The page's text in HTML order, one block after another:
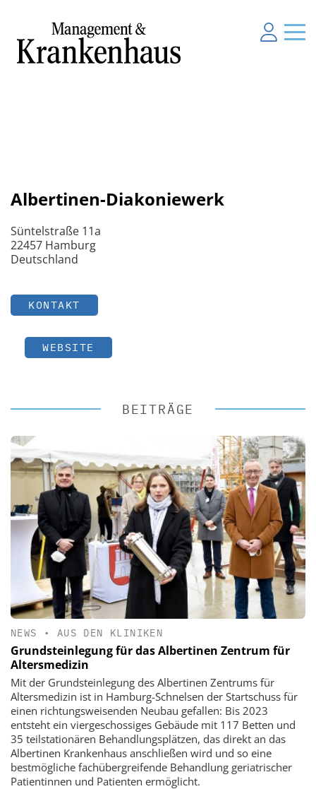
Albertinen-Diakoniewerk
Süntelstraße 11a
22457 Hamburg
Deutschland
KONTAKT
WEBSITE
BEITRÄGE
NEWS • AUS DEN KLINIKEN
Grundsteinlegung für das Albertinen Zentrum für
Altersmedizin
Mit der Grundsteinlegung des Albertinen Zentrums für
Altersmedizin ist in Hamburg-Schnelsen der Startschuss für
einen richtungsweisenden Neubau gefallen: Bis 2023
entsteht ein viergeschossiges Gebäude mit 117 Betten und
35 teilstationären Behandlungsplätzen, das direkt an das
Albertinen Krankenhaus anschließen wird und so eine
bestmögliche fachübergreifende Behandlung geriatrischer
Patientinnen und Patienten ermöglicht.